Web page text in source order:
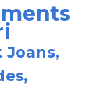
Joans,